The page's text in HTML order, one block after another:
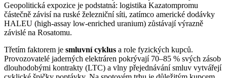
Geopolitická expozice je podstatná: logistika Kazatompromu
částečně závisí na ruské železniční síti, zatímco americké dodávky
HALEU (high-assay low-enriched uranium) zůstávají výrazně
závislé na Rosatomu.
Třetím faktorem je smluvní cyklus a role fyzických kupců.
Provozovatelé jaderných elektráren pokrývají 70–85 % svých zásob
dlouhodobými kontrakty (LTC) a vlny přejednávání smluv vytvářejí